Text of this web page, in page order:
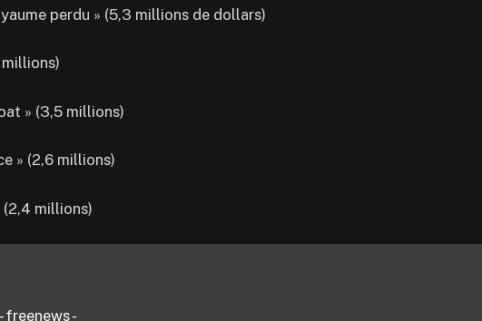
perdu » (5,3 millions de dollars)
» (3,5 millions)
» (2,6 millions)
(2,4 millions)